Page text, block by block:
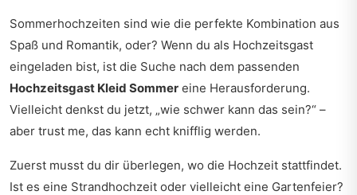
Sommerhochzeiten sind wie die perfekte Kombination aus
Spaß und Romantik, oder? Wenn du als Hochzeitsgast
eingeladen bist, ist die Suche nach dem passenden
Hochzeitsgast Kleid Sommer eine Herausforderung.
Vielleicht denkst du jetzt, „wie schwer kann das sein?“ –
aber trust me, das kann echt knifflig werden.
Zuerst musst du dir überlegen, wo die Hochzeit stattfindet.
Ist es eine Strandhochzeit oder vielleicht eine Gartenfeier?